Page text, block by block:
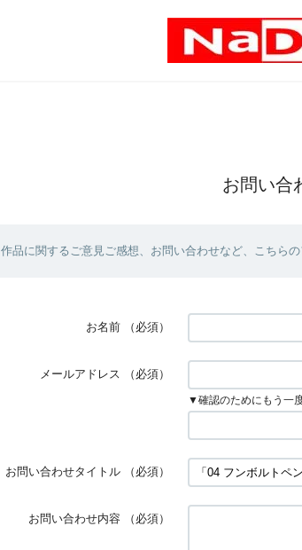
お問い合
作品に関するご意見ご感想、お問い合わせなど、こちら
お名前 （必須）
メールアドレス （必須）
▼確認のためにもう一
お問い合わせタイトル （必須）
お問い合わせ内容 （必須）